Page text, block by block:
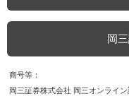
の額を超える取引が
変動により損益が大
岡
商号等
岡三証券株式会社 岡三オンライ